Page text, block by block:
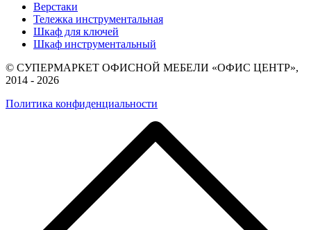
Верстаки
Тележка инструментальная
Шкаф для ключей
Шкаф инструментальный
© СУПЕРМАРКЕТ ОФИСНОЙ МЕБЕЛИ «ОФИС ЦЕНТР»,
2014 - 2026
Политика конфиденциальности